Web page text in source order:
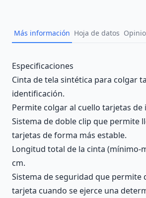
Más información Hoja de datos
Description
Especificaciones
Cinta de tela sintética para colgar
identificación.
Permite colgar al cuello tarjetas de
Sistema de doble clip que permite
tarjetas de forma más estable.
Longitud total de la cinta (mínimo-
cm.
Sistema de seguridad que permite
tarjeta cuando se ejerce una